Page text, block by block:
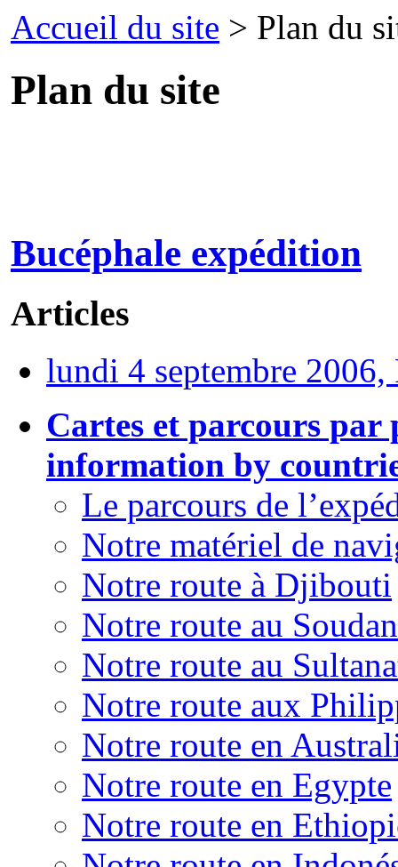
Accueil du site > Plan du
Plan du site
Bucéphale expédition
Articles
lundi 4 septembre
Cartes et parcours
information by
Le parcours de
Notre matériel de
Notre route à Djibouti
Notre route au Soudan
Notre route au
Notre route aux
Notre route en
Notre route en Egypte
Notre route en